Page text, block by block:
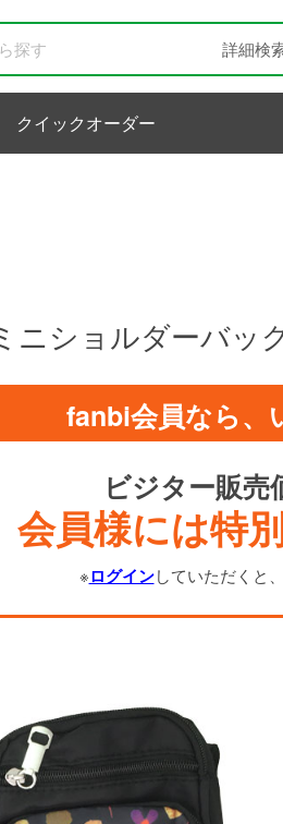
詳細検
クイックオーダー
ショルダーバッ
fanbi会員なら、
ビジター販売
会員様には特
※ログインしていただくと